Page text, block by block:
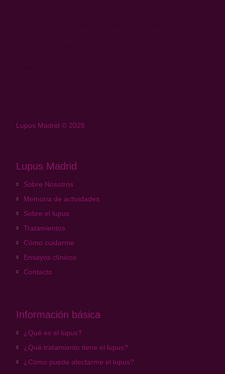
Lupus Madrid © 2026
Lupus Madrid
Sobre Nosotros
Memoria de actividades
Sobre el lupus
Tratamientos
Cómo cuidarme
Ensayos clínicos
Contacto
Información básica
¿Qué es el lupus?
¿Qué tratamiento tiene el lupus?
¿Cómo puede afectarme el lupus?